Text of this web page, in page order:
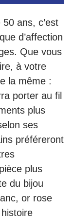
ans, c’est
d’affection
Que vous
à votre
la même :
porter au fil
plus
ses
préféreront
plus
du bijou
or rose